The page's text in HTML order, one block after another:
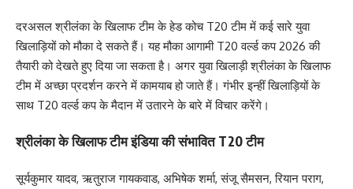
दरअसल श्रीलंका के खिलाफ टीम के हेड कोच T20 टीम में कई सारे युवा
खिलाड़ियों को मौका दे सकते हैं। यह मौका आगामी T20 वर्ल्ड कप 2026 की
तैयारी को देखते हुए दिया जा सकता है। अगर युवा खिलाड़ी श्रीलंका के खिलाफ
टीम में अच्छा प्रदर्शन करने में कामयाब हो जाते हैं। गंभीर इन्हीं खिलाड़ियों के
साथ T20 वर्ल्ड कप के मैदान में उतारने के बारे में विचार करेंगे।
श्रीलंका के खिलाफ टीम इंडिया की संभावित T20 टीम
सूर्यकुमार यादव, ऋतुराज गायकवाड, अभिषेक शर्मा, संजू सैमसन, रियान पराग,